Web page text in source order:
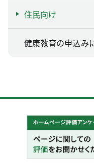
住民向け
健康教育の申込み